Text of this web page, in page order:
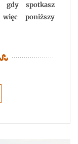
gdy spotkasz
poniższy